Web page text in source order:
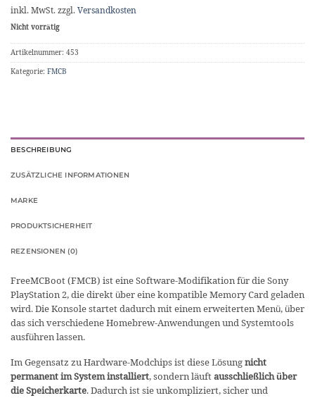
inkl. MwSt. zzgl. Versandkosten
Nicht vorrätig
Artikelnummer: 453
Kategorie: FMCB
BESCHREIBUNG
ZUSÄTZLICHE INFORMATIONEN
MARKE
PRODUKTSICHERHEIT
REZENSIONEN (0)
FreeMCBoot (FMCB) ist eine Software-Modifikation für die Sony
PlayStation 2, die direkt über eine kompatible Memory Card geladen
wird. Die Konsole startet dadurch mit einem erweiterten Menü, über
das sich verschiedene Homebrew-Anwendungen und Systemtools
ausführen lassen.
Im Gegensatz zu Hardware-Modchips ist diese Lösungnicht
permanent im System installiert, sondern läuftausschließlich über
die Speicherkarte. Dadurch ist sie unkompliziert, sicher und